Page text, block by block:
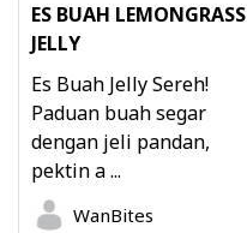
ES BUAH LEMONGRASS
JELLY
Es Buah Jelly Sereh!
Paduan buah segar
dengan jeli pandan,
pektin a ...
WanBites